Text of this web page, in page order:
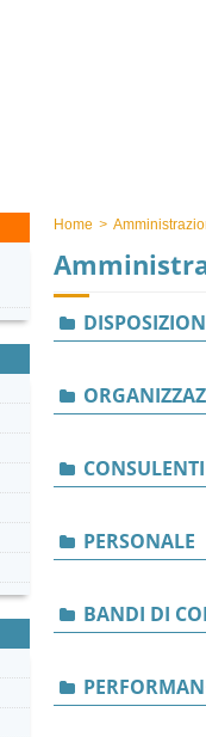
Home >
PERSONALE
BANDI DI